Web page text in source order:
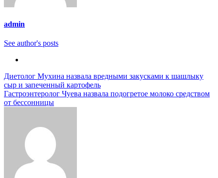
admin
See author's posts
Навигация
по
записям
Диетолог Мухина назвала вредными закусками к шашлыку
сыр и запеченный картофель
Гастроэнтеролог Чуева назвала подогретое молоко средством
от бессонницы